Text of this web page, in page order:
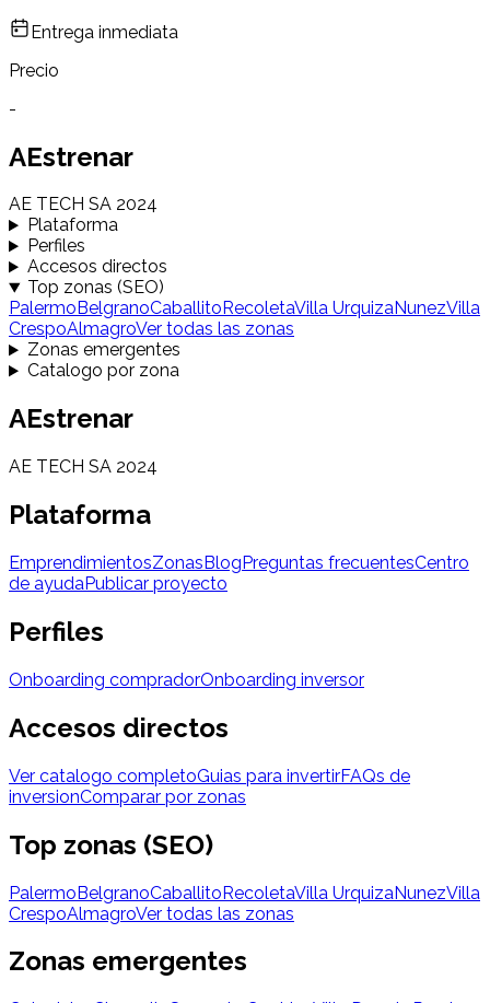
Entrega inmediata
Precio
-
AEstrenar
AE TECH SA 2024
Plataforma
Perfiles
Accesos directos
Top zonas (SEO)
Palermo BelgranoCaballito RecoletaVilla UrquizaNunezVilla
CrespoAlmagroVer todas las zonas
Zonas emergentes
Catalogo por zona
AEstrenar
AE TECH SA 2024
Plataforma
EmprendimientosZonasBlogPreguntas frecuentesCentro
de ayudaPublicar proyecto
Perfiles
Onboarding compradorOnboarding inversor
Accesos directos
Ver catalogo completoGuias para invertirFAQs de
inversionComparar por zonas
Top zonas (SEO)
PalermoBelgranoCaballitoRecoletaVilla UrquizaNunezVilla
CrespoAlmagroVer todas las zonas
Zonas emergentes